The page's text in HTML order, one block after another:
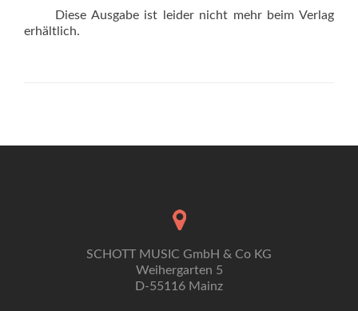
Diese Ausgabe ist leider nicht mehr beim Verlag
erhältlich.
SCHOTT MUSIC GmbH & Co KG
Weihergarten 5
D-55116 Mainz